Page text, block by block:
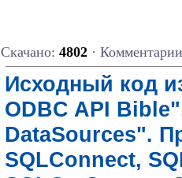
Скачано: 4802 ·
Исходный код
ODBC API
DataSources".
SQLConnect,